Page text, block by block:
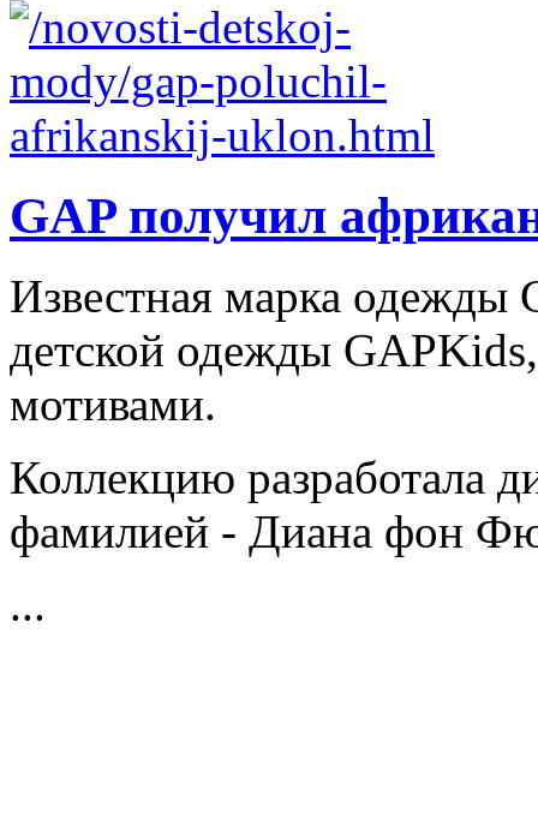
GAP получил
Известная марка
детской одежды
мотивами.
Коллекцию разработала
фамилией - Диана фон
...